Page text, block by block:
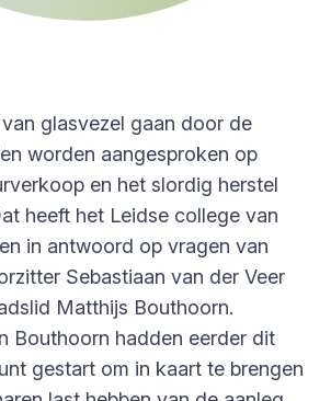
glasvezel gaan door de
worden aangesproken op
en het slordig herstel
heeft het Leidse college van
in antwoord op vragen van
Sebastiaan van der Veer
Matthijs Bouthoorn.
Bouthoorn hadden eerder dit
gestart om in kaart te brengen